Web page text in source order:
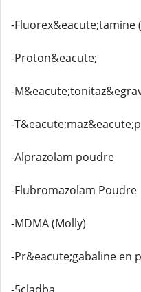
-Fluorex&eacute;tamine
-Proton&eacute;
-
-
-Alprazolam poudre
-Flubromazolam Poudre
-MDMA (Molly)
-Pr&eacute;gabaline en